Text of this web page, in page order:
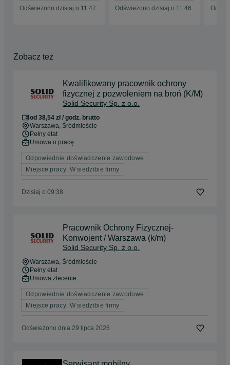
Odświeżono dzisiaj o 11:47 Odświeżono dzisiaj o 11:46
Zobacz też
Kwalifikowany pracownik ochrony
fizycznej z pozwoleniem na broń (K/M)
Solid Security Sp. z o.o.
od 38,54 zł / godz. brutto
Warszawa, Śródmieście
Pełny etat
Umowa o pracę
Odpowiednie doświadczenie zawodowe
Miejsce pracy: W siedzibie firmy
Dzisiaj o 09:38
Pracownik Ochrony Fizycznej-
Konwojent / Warszawa (k/m)
Solid Security Sp. z o.o.
Warszawa, Śródmieście
Pełny etat
Umowa zlecenie
Odpowiednie doświadczenie zawodowe
Miejsce pracy: W siedzibie firmy
Odświeżono dnia 29 lipca 2026